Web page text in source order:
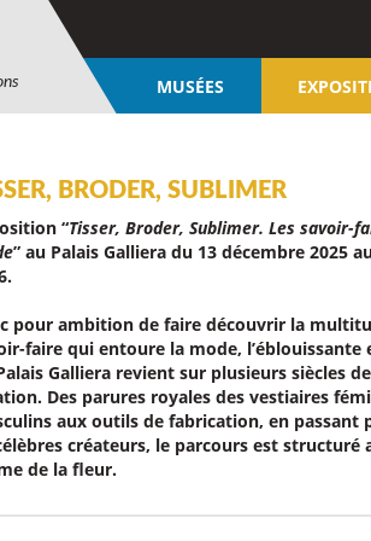
MUSÉES
BRODER, SUBLIMER
“Tisser, Broder, Sublimer. Les savoir-
” au Palais Galliera du 13 décembre 2025
pour ambition de faire découvrir la
faire qui entoure la mode, l’éblouissante
Galliera revient sur plusieurs siècles
Des parures royales des vestiaires
aux outils de fabrication, en passant
créateurs, le parcours est structuré
de la fleur.